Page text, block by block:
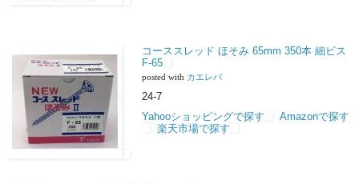
コーススレッド ほそみ 65mm 350本 細ビス
F-65
posted with カエレバ
24-7
Yahooショッピングで探す
Amazonで探す
楽天市場で探す